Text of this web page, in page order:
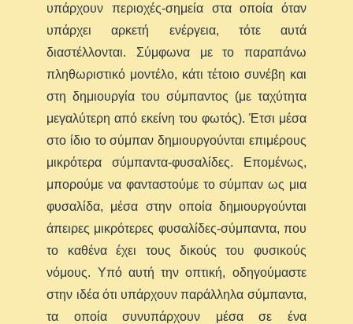
υπάρχουν περιοχές-σημεία στα οποία όταν
υπάρχει αρκετή ενέργεια, τότε αυτά
διαστέλλονται. Σύμφωνα με το παραπάνω
πληθωριστικό μοντέλο, κάτι τέτοιο συνέβη και
στη δημιουργία του σύμπαντος (με ταχύτητα
μεγαλύτερη από εκείνη του φωτός). Έτσι μέσα
στο ίδιο το σύμπαν δημιουργούνται επιμέρους
μικρότερα σύμπαντα-φυσαλίδες. Επομένως,
μπορούμε να φανταστούμε το σύμπαν ως μια
φυσαλίδα, μέσα στην οποία δημιουργούνται
άπειρες μικρότερες φυσαλίδες-σύμπαντα, που
το καθένα έχει τους δικούς του φυσικούς
νόμους. Υπό αυτή την οπτική, οδηγούμαστε
στην ιδέα ότι υπάρχουν παράλληλα σύμπαντα,
τα οποία συνυπάρχουν μέσα σε ένα